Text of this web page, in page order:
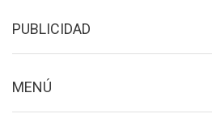
PUBLICIDAD
MENÚ